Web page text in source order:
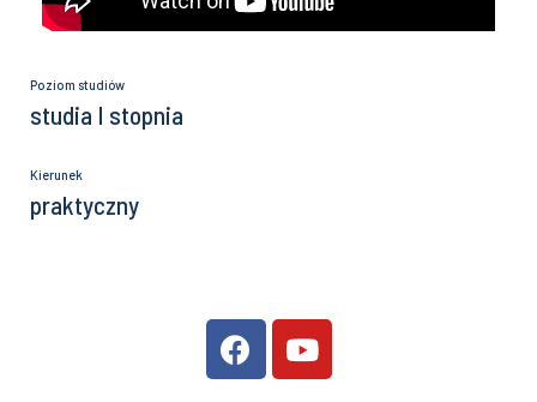
Poziom studiów
studia I stopnia
Kierunek
praktyczny